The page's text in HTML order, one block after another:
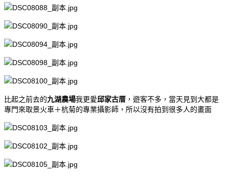
比起之前去的九湖農場我更愛 邱家古厝 ，遊客不多，當天見到大都是
專門來取景火車＋杭菊的專業攝影師，所以沒有拍到很多人的畫面